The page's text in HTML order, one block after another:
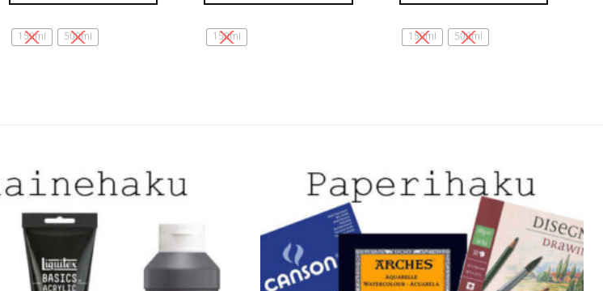
tuotteella
on
sivulla.
150ml 500ml
tuotteella
on
150ml
tuotteella
on
sivulla.
150ml 500ml